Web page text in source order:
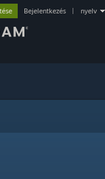
Bejelentkezés nyelv